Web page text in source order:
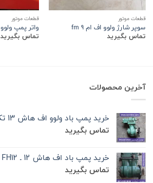
قطعات موتور
سوپر شارژ ولوو اف ام 9 fm
تماس بگیرید
قطعات موتور
واتر پمپ ولوو FH 500
تماس بگیرید
آخرین محصولات
خرید پمپ باد ولوو اف هاش 13 تک‌ پیستون -FH13
تماس بگیرید
خرید پمپ باد اف هاش 12 ـ FH12
تماس بگیرید